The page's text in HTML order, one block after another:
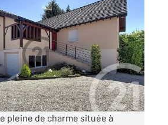
VILLAS 10
€
pleine de charme située à